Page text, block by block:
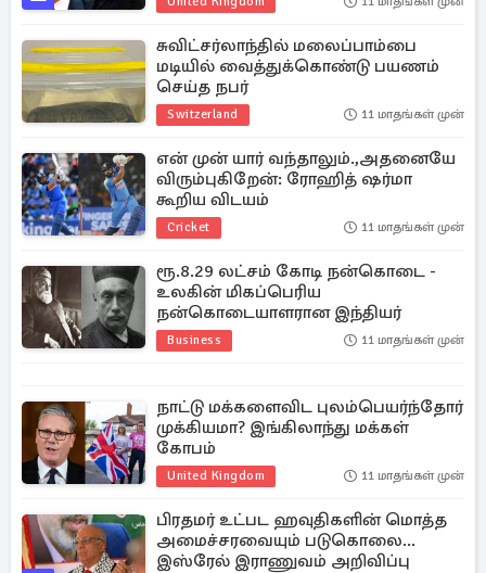
சுவிட்சர்லாந்தில் மலைப்பாம்பை
மடியில் வைத்துக்கொண்டு பயணம்
செய்த நபர்
Switzerland 11 மாதங்கள் முன்
என் முன் யார் வந்தாலும்.,அதனையே
விரும்புகிறேன்: ரோஹித் ஷர்மா
கூறிய விடயம்
Cricket 11 மாதங்கள் முன்
ரூ.8.29 லட்சம் கோடி நன்கொடை -
உலகின் மிகப்பெரிய
நன்கொடையாளரான இந்தியர்
Business 11 மாதங்கள் முன்
நாட்டு மக்களைவிட புலம்பெயர்ந்தோர்
முக்கியமா? இங்கிலாந்து மக்கள்
கோபம்
United Kingdom 11 மாதங்கள் முன்
பிரதமர் உட்பட ஹவுதிகளின் மொத்த
அமைச்சரவையும் படுகொலை...
இஸ்ரேல் இராணுவம் அறிவிப்பு